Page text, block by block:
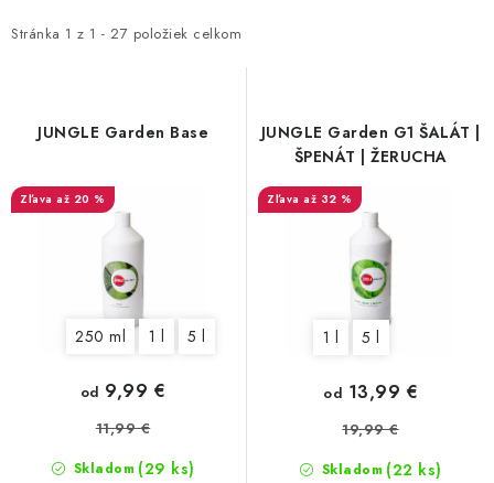
i
d
u
Stránka 1 z 1 - 27 položiek celkom
e
r
o
JUNGLE Garden Base
až 20 %
250 ml 1 l 5 l
Skladom (29 ks)
od 9,99 €
11,99 €
JUNGLE Garden G1 ŠALÁT |
ŠPENÁT | ŽERUCHA
až 32 %
1 l 5 l
Skladom (22 ks)
od 13,99 €
19,99 €